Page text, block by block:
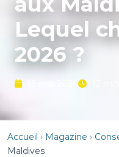
Lequel
2026 ?
Accueil › Magazine ›
Maldives